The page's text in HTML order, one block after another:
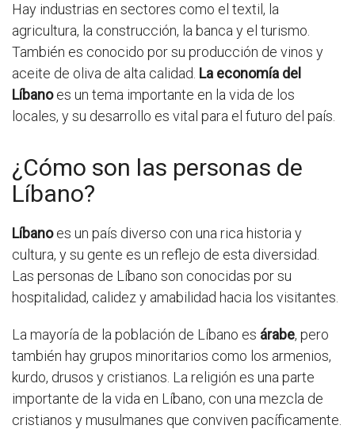
Hay industrias en sectores como el textil, la
agricultura, la construcción, la banca y el turismo.
También es conocido por su producción de vinos y
aceite de oliva de alta calidad. La economía del
Líbanoes un tema importante en la vida de los
locales, y su desarrollo es vital para el futuro del país.
¿Cómo son las personas de
Líbano?
Líbanoes un país diverso con una rica historia y
cultura, y su gente es un reflejo de esta diversidad.
Las personas de Líbano son conocidas por su
hospitalidad, calidez y amabilidad hacia los visitantes.
La mayoría de la población de Líbano es árabe, pero
también hay grupos minoritarios como los armenios,
kurdo, drusos y cristianos. La religión es una parte
importante de la vida en Líbano, con una mezcla de
cristianos y musulmanes que conviven pacíficamente.